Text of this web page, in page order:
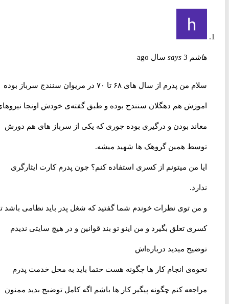
هاشم says 3 سال ago
سلام من پدرم از سال های ۶۸ تا ۷۰ در مریوان سنندج سرباز بوده
اموزش هم دهگلان سنندج بوده و طبق گفته‌ی خودش اونجا نیروهای
معاند بودن و درگیری بوده جوری که یکی از سرباز های هم دورش
توسط همین گروهک ها شهید میشه.
ایا من میتونم از کسری استفاده کنم؟ چون پدرم کارت ایثارگری
ندارد.
و من توی نظرات خوندم شما گفتید که شغل پدر باید نظامی باشد تا
کسری تعلق بگیرد و من اینو تو بند قوانین و در هیچ سایتی ندیدم
توضیح میدید درباره‌اش
نحوه‌ی انجام کار ها چگونه هست حتما باید به محل خدمت پدرم
مراجعه کنم چگونه پیگیر کار ها باشم اگه کامل توضیح بدید ممنون